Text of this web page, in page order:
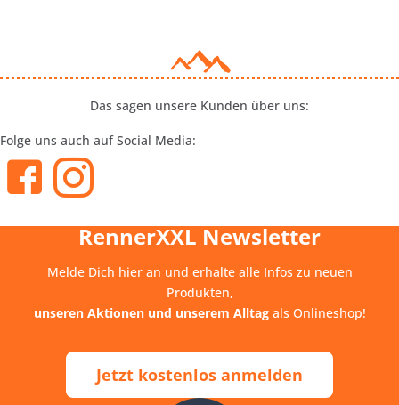
Das sagen unsere Kunden über uns:
Folge uns auch auf Social Media:
RennerXXL Newsletter
Melde Dich hier an und erhalte alle Infos zu neuen
Produkten,
unseren Aktionen und unserem Alltagals Onlineshop!
Jetzt kostenlos anmelden